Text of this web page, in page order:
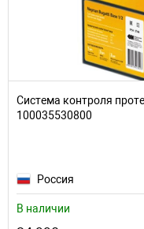
Система контроля
100035530800
Россия
В наличии